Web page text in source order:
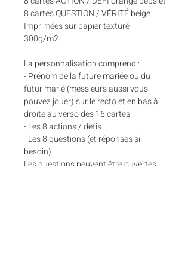
8 cartes QUESTION / VÉRITÉ beige.
Imprimées sur papier texturé
300g/m2.
La personnalisation comprend :
- Prénom de la future mariée ou du
futur marié (messieurs aussi vous
pouvez jouer) sur le recto et en bas à
droite au verso des 16 cartes
- Les 8 actions / défis
- Les 8 questions (et réponses si
besoin).
Les questions peuvent être ouvertes,